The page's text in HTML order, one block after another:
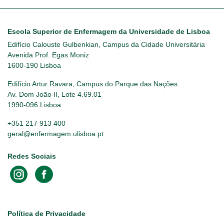
Escola Superior de Enfermagem da Universidade de Lisboa
Edifício Calouste Gulbenkian, Campus da Cidade Universitária
Avenida Prof. Egas Moniz
1600-190 Lisboa
Edifício Artur Ravara, Campus do Parque das Nações
Av. Dom João II, Lote 4.69.01
1990-096 Lisboa
+351 217 913 400
geral@enfermagem.ulisboa.pt
Redes Sociais
Footer
Política de Privacidade